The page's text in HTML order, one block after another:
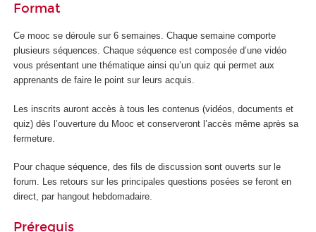
Format
Ce mooc se déroule sur 6 semaines. Chaque semaine comporte
plusieurs séquences. Chaque séquence est composée d’une vidéo
vous présentant une thématique ainsi qu’un quiz qui permet aux
apprenants de faire le point sur leurs acquis.
Les inscrits auront accès à tous les contenus (vidéos, documents et
quiz) dès l’ouverture du Mooc et conserveront l’accès même après sa
fermeture.
Pour chaque séquence, des fils de discussion sont ouverts sur le
forum. Les retours sur les principales questions posées se feront en
direct, par hangout hebdomadaire.
Prérequis